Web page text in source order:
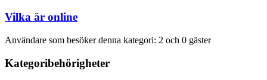
Vilka är online
Användare som besöker denna kategori: 2 och 0 gäster
Kategoribehörigheter